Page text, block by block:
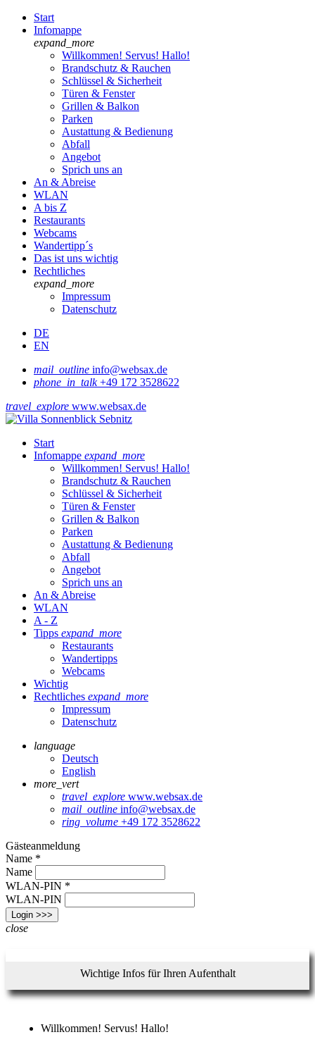
Start
Infomappe
expand_more
Willkommen! Servus! Hallo!
Brandschutz & Rauchen
Schlüssel & Sicherheit
Türen & Fenster
Grillen & Balkon
Parken
Austattung & Bedienung
Abfall
Angebot
Sprich uns an
An & Abreise
WLAN
A bis Z
Restaurants
Webcams
Wandertipp´s
Das ist uns wichtig
Rechtliches
expand_more
Impressum
Datenschutz
DE
EN
mail_outline info@websax.de
phone_in_talk +49 172 3528622
travel_explore www.websax.de
Start
Infomappe expand_more
Willkommen! Servus! Hallo!
Brandschutz & Rauchen
Schlüssel & Sicherheit
Türen & Fenster
Grillen & Balkon
Parken
Austattung & Bedienung
Abfall
Angebot
Sprich uns an
An & Abreise
WLAN
A - Z
Tipps expand_more
Restaurants
Wandertipps
Webcams
Wichtig
Rechtliches expand_more
Impressum
Datenschutz
language
Deutsch
English
more_vert
travel_explore www.websax.de
mail_outline info@websax.de
ring_volume +49 172 3528622
Gästeanmeldung
Name *
Name
WLAN-PIN *
WLAN-PIN
Login >>>
close
Wichtige Infos für Ihren Aufenthalt
Willkommen! Servus! Hallo!